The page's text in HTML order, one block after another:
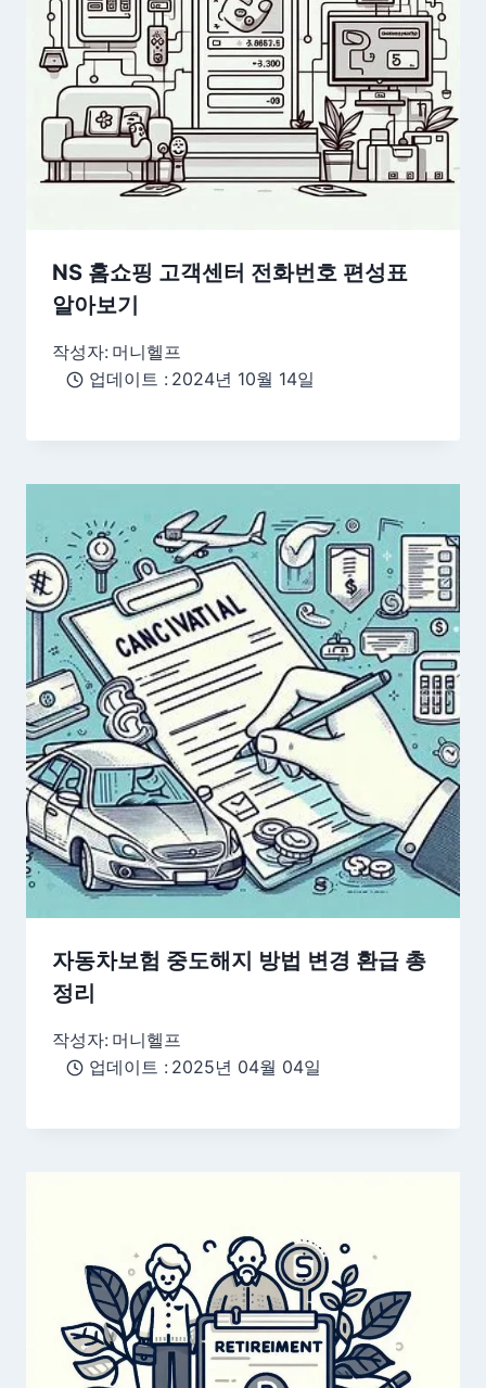
NS 홈쇼핑 고객센터 전화번호 편성표
알아보기
작성자: 머니헬프
업데이트 : 2024년 10월 14일
자동차보험 중도해지 방법 변경 환급 총
정리
작성자: 머니헬프
업데이트 : 2025년 04월 04일